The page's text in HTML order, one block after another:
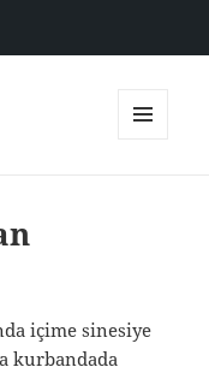
içime sinesiye
kurbandada